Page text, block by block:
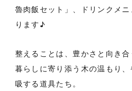
魯肉飯セット」、ドリンクメ
ります♪
整えることは、豊かさと向き合
暮らしに寄り添う木の温もり
吸する道具たち。